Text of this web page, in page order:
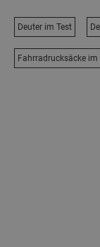
Deuter im Test
Fahrradrucksäcke im